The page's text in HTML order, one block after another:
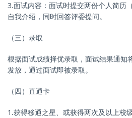
3.面试内容：面试时提交两份个人简历
自我介绍，同时回答评委提问。
（三）录取
根据面试成绩择优录取，面试结果通知
发放，通过面试即被录取。
（四）直通卡
1.获得移通之星、或获得两次及以上校